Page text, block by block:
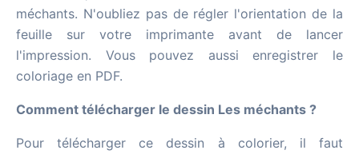
méchants. N'oubliez pas de régler l'orientation de la
feuille sur votre imprimante avant de lancer
l'impression. Vous pouvez aussi enregistrer le
coloriage en PDF.
Comment télécharger le dessin Les méchants ?
Pour télécharger ce dessin à colorier, il faut